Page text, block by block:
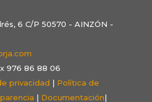
6 C/P 50570 - AINZÓN -
976 86 88 06
privacidad | Política de
| Documentación|